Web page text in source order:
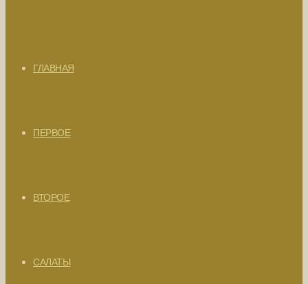
ГЛАВНАЯ
ПЕРВОЕ
ВТОРОЕ
САЛАТЫ